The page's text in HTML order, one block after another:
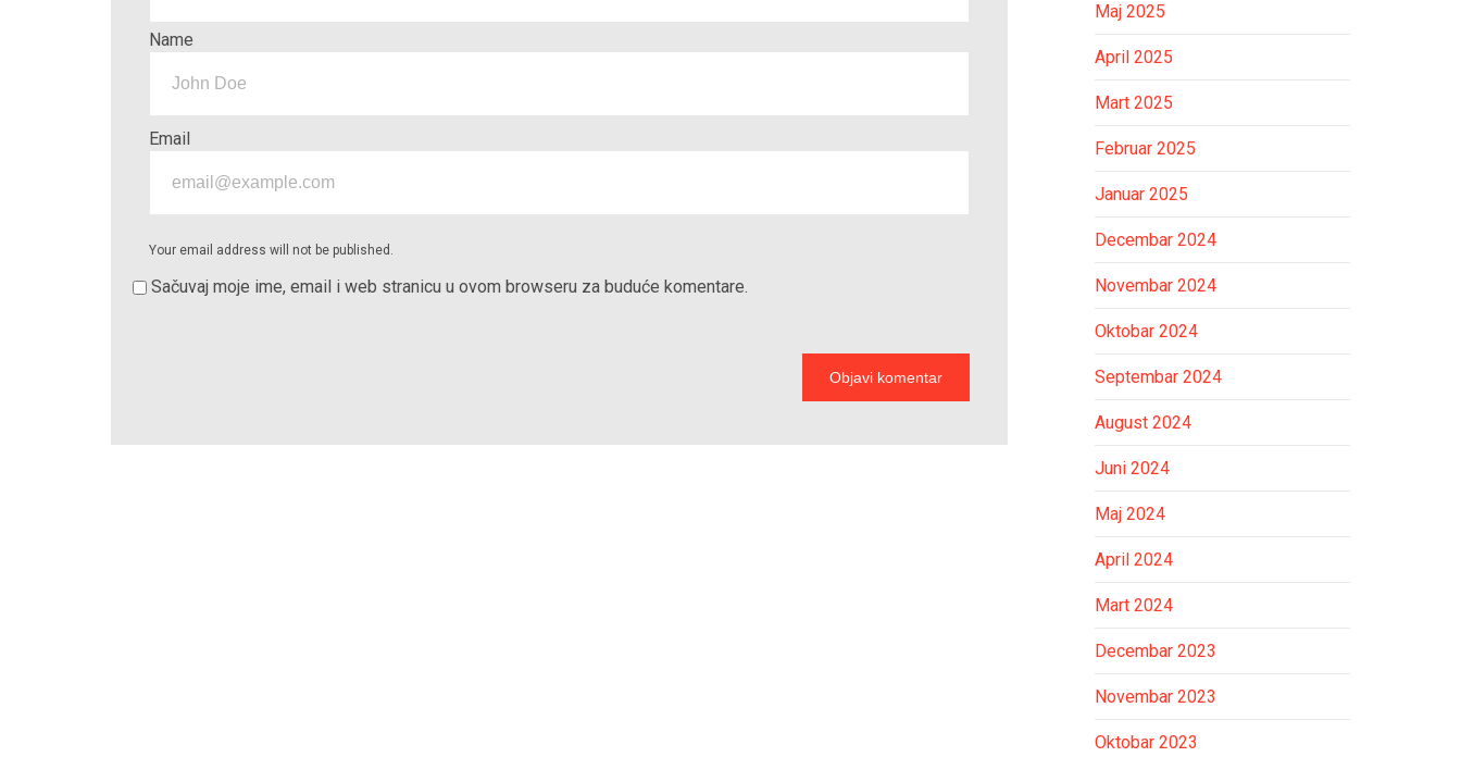
Name
Email
Your email address will not be published.
Sačuvaj moje ime, email i web stranicu u ovom browseru za buduće komentare.
Maj 2025
April 2025
Mart 2025
Februar 2025
Januar 2025
Decembar 2024
Novembar 2024
Oktobar 2024
Septembar 2024
August 2024
Juni 2024
Maj 2024
April 2024
Mart 2024
Decembar 2023
Novembar 2023
Oktobar 2023